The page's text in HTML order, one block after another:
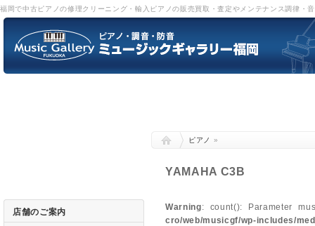
福岡で中古ピアノの修理クリーニング・輸入ピアノの販売買取・査定やメンテナンス調律
ピアノ »
YAMAHA C3B
Warning: count(): Parameter
cro/web/musicgf/wp-includes/
店舗のご案内